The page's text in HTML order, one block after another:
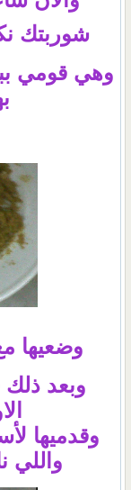
شوربتك
وضعيها
وبعد
وقدميها
واللي